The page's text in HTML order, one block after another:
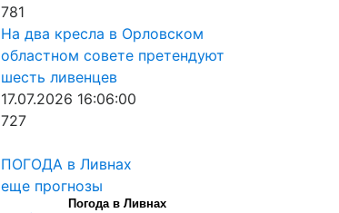
781
На два кресла в Орловском
областном совете претендуют
шесть ливенцев
17.07.2026 16:06:00
727
ПОГОДА в Ливнах
еще прогнозы
Погода в Ливнах